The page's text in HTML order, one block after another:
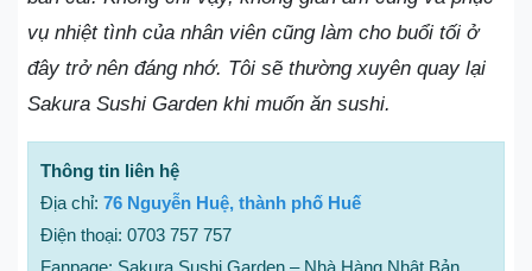
vụ nhiệt tình của nhân viên cũng làm cho buổi tối ở
đây trở nên đáng nhớ. Tôi sẽ thường xuyên quay lại
Sakura Sushi Garden khi muốn ăn sushi.
Thông tin liên hệ
Địa chỉ: 76 Nguyễn Huệ, thành phố Huế
Điện thoại: 0703 757 757
Fanpage: Sakura Sushi Garden – Nhà Hàng Nhật Bản